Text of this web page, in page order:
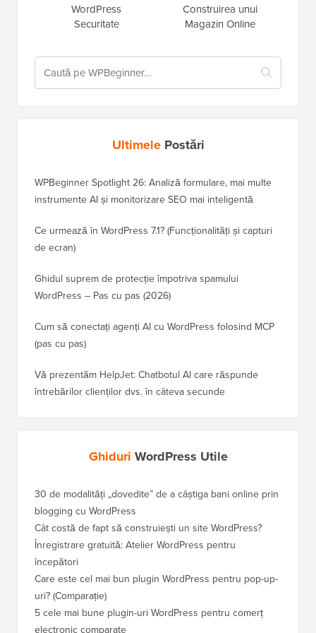
WordPress
Securitate
Construirea unui
Magazin Online
UltimelePostări
WPBeginner Spotlight 26: Analiză formulare, mai multe
instrumente AI și monitorizare SEO mai inteligentă
Ce urmează în WordPress 7.1? (Funcționalități și capturi
de ecran)
Ghidul suprem de protecție împotriva spamului
WordPress – Pas cu pas (2026)
Cum să conectați agenți AI cu WordPress folosind MCP
(pas cu pas)
Vă prezentăm HelpJet: Chatbotul AI care răspunde
întrebărilor clienților dvs. în câteva secunde
Ghiduri WordPress Utile
30 de modalități „dovedite” de a câștiga bani online prin
blogging cu WordPress
Cât costă de fapt să construiești un site WordPress?
Înregistrare gratuită: Atelier WordPress pentru
începători
Care este cel mai bun plugin WordPress pentru pop-up-